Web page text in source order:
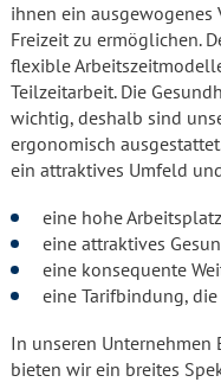
ihnen ein ausgewogenes
Freizeit zu ermöglichen.
flexible
Teilzeitarbeit. Die
wichtig, deshalb sind
ergonomisch
ein attraktives Umfeld
eine hohe
eine attraktives
eine konsequente
eine Tarifbindung,
In unseren Unternehmen
bieten wir ein breites